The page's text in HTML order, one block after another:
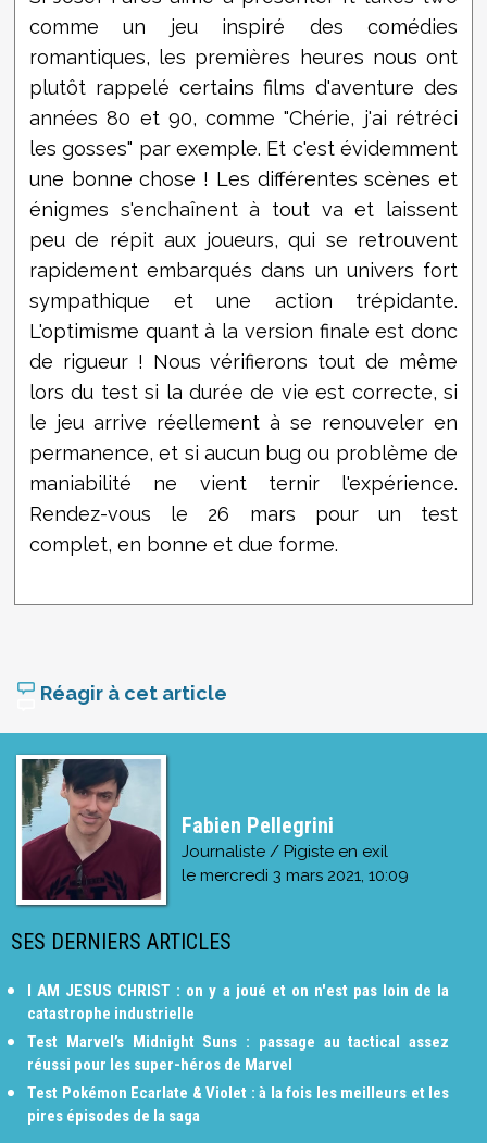
comme un jeu inspiré des comédies
romantiques, les premières heures nous ont
plutôt rappelé certains films d'aventure des
années 80 et 90, comme "Chérie, j'ai rétréci
les gosses" par exemple. Et c'est évidemment
une bonne chose ! Les différentes scènes et
énigmes s'enchaînent à tout va et laissent
peu de répit aux joueurs, qui se retrouvent
rapidement embarqués dans un univers fort
sympathique et une action trépidante.
L'optimisme quant à la version finale est donc
de rigueur ! Nous vérifierons tout de même
lors du test si la durée de vie est correcte, si
le jeu arrive réellement à se renouveler en
permanence, et si aucun bug ou problème de
maniabilité ne vient ternir l'expérience.
Rendez-vous le 26 mars pour un test
complet, en bonne et due forme.
Réagir à cet article
Fabien Pellegrini
Journaliste / Pigiste en exil
le mercredi 3 mars 2021, 10:09
SES DERNIERS ARTICLES
I AM JESUS CHRIST : on y a joué et on n'est pas loin de la
catastrophe industrielle
Test Marvel’s Midnight Suns : passage au tactical assez
réussi pour les super-héros de Marvel
Test Pokémon Ecarlate & Violet : à la fois les meilleurs et les
pires épisodes de la saga